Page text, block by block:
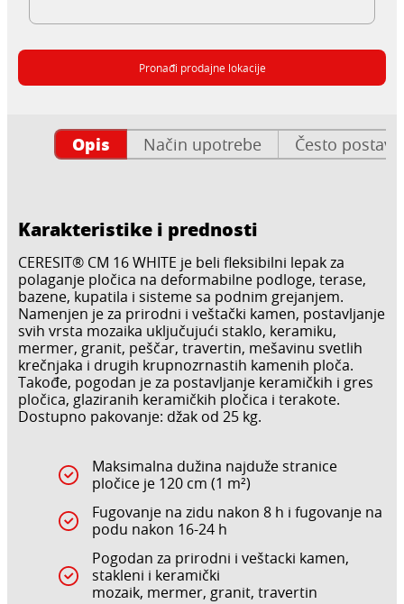
Pronađi prodajne lokacije
Opis Način upotrebe Često
Karakteristike i prednosti
CERESIT® CM 16 WHITE je beli fleksibilni lepak za
polaganje pločica na deformabilne podloge, terase,
bazene, kupatila i sisteme sa podnim grejanjem.
Namenjen je za prirodni i veštački kamen, postavljanje
svih vrsta mozaika uključujući staklo, keramiku,
mermer, granit, peščar, travertin, mešavinu svetlih
krečnjaka i drugih krupnozrnastih kamenih ploča.
Takođe, pogodan je za postavljanje keramičkih i gres
pločica, glaziranih keramičkih pločica i terakote.
Dostupno pakovanje: džak od 25 kg.
Maksimalna dužina najduže stranice
pločice je 120 cm (1 m²)
Fugovanje na zidu nakon 8 h i fugovanje na
podu nakon 16-24 h
Pogodan za prirodni i veštacki kamen,
stakleni i keramički
mozaik, mermer, granit, travertin